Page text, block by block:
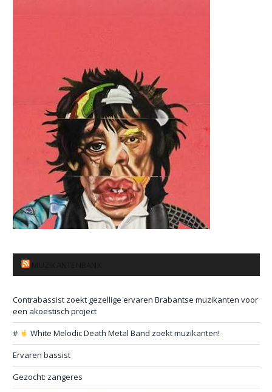
Contrabassist zoekt gezellige ervaren Brabantse muzikanten voor
een akoestisch project
#
White Melodic Death Metal Band zoekt muzikanten!
Ervaren bassist
Gezocht: zangeres